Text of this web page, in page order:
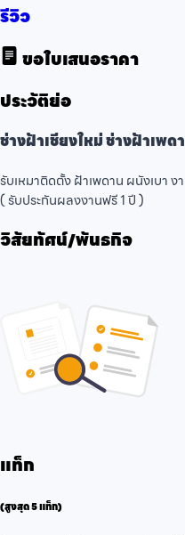
รีวิว
ขอใบเสนอราคา
ประวัติย่อ
ช่างฝ้าเชียงใหม่ ช่างฝ้าเพด
รับเหมาติดตั้ง ฝ้าเพดาน ผนังเบา ง
( รับประกันผลงงานฟรี 1 ปี )
วิสัยทัศน์/พันธกิจ
แท็ก
(สูงสุด 5 แท็ก)